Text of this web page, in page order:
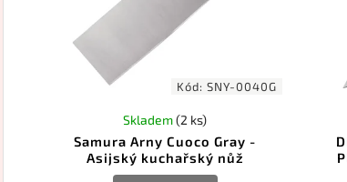
Kód:SNY-0040G
Samura Arny Cuoco Gray -
Asijský kuchařský nůž
Skladem(2 ks)